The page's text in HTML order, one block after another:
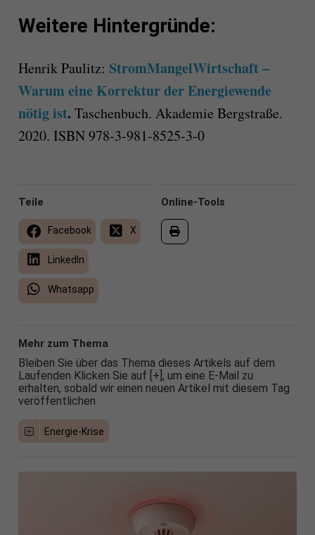
Weitere Hintergründe:
Henrik Paulitz: StromMangelWirtschaft –
Warum eine Korrektur der Energiewende
nötig ist. Taschenbuch. Akademie Bergstraße.
2020. ISBN 978-3-981-8525-3-0
Online-Tools
Teile
Facebook X
LinkedIn
Whatsapp
Mehr zum Thema
Bleiben Sie über das Thema dieses Artikels auf dem
Laufenden Klicken Sie auf [+], um eine E-Mail zu
erhalten, sobald wir einen neuen Artikel mit diesem Tag
veröffentlichen
Energie-Krise